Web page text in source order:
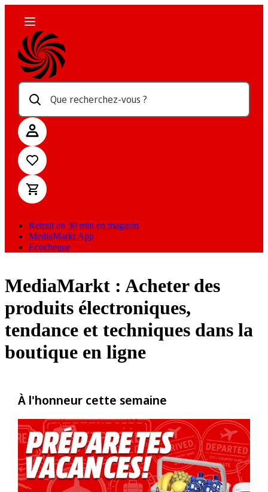
Que recherchez-vous ?
Retrait en 30 min en magasin
MediaMarkt App
Ecocheque
MediaMarkt : Acheter des
produits électroniques,
tendance et techniques dans la
boutique en ligne
À l'honneur cette semaine